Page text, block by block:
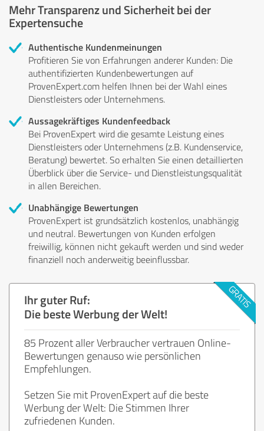
Mehr Transparenz und Sicherheit bei der
Expertensuche
Authentische Kundenmeinungen
Profitieren Sie von Erfahrungen anderer Kunden: Die
authentifizierten Kundenbewertungen auf
ProvenExpert.com helfen Ihnen bei der Wahl eines
Dienstleisters oder Unternehmens.
Aussagekräftiges Kundenfeedback
Bei ProvenExpert wird die gesamte Leistung eines
Dienstleisters oder Unternehmens (z.B. Kundenservice,
Beratung) bewertet. So erhalten Sie einen detaillierten
Überblick über die Service- und Dienstleistungsqualität
in allen Bereichen.
Unabhängige Bewertungen
ProvenExpert ist grundsätzlich kostenlos, unabhängig
und neutral. Bewertungen von Kunden erfolgen
freiwillig, können nicht gekauft werden und sind weder
finanziell noch anderweitig beeinflussbar.
Ihr guter Ruf:
Die beste Werbung der Welt!
85 Prozent aller Verbraucher vertrauen Online-
Bewertungen genauso wie persönlichen
Empfehlungen.
Setzen Sie mit ProvenExpert auf die beste
Werbung der Welt: Die Stimmen Ihrer
zufriedenen Kunden.